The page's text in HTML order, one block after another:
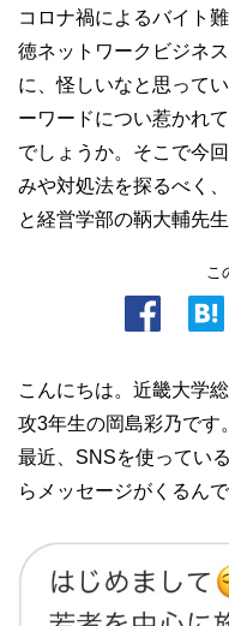
コロナ禍によるバイト
徳ネットワークビジネ
に、怪しいなと思って
ーワードについ惹かれ
でしょうか。そこで今
みや対処法を探るべく
と経営学部の鞆大輔先
こ
こんにちは。近畿大学
攻3年生の岡島彩乃です。
最近、SNSを使ってい
らメッセージがくるんで